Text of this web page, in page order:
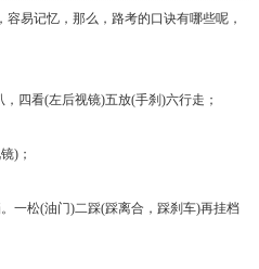
易记忆，那么，路考的口诀有哪些呢，
四看(左后视镜)五放(手刹)六行走；
)；
一松(油门)二踩(踩离合，踩刹车)再挂档